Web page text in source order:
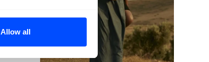
Allow all